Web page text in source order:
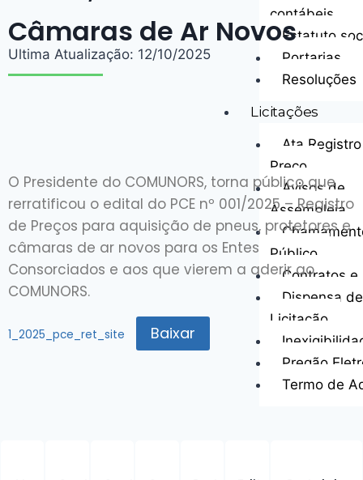
contábeis
Estatuto
Portarias
Resoluções
Licitações
Ata
Preço
Avisos de
Assembleia
Público
Contratos e
Dispensa de
Licitação
Pregão
Termo de
Câmaras de Ar Novos
Ultima Atualização: 12/10/2025
O Presidente do COMUNORS, torna público que
rerratificou o edital do PCE nº 001/2025 – Registro
de Preços para aquisição de pneus, protetores e
câmaras de ar novos para os Entes
Consorciados e aos que vierem a aderir ao
COMUNORS.
1_2025_pce_ret_site Baixar